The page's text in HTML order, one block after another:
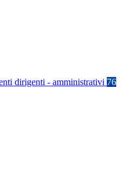
dirigenti - amministrativi 76